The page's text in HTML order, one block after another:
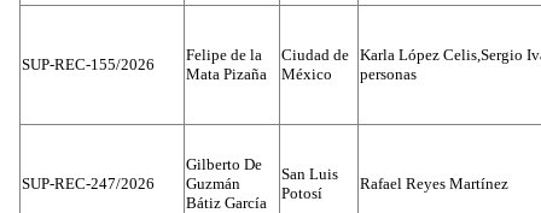
SUP-REC-155/2026
Felipe de la
Mata Pizaña
Ciudad de
México
Karla López Celis,Sergio
personas
SUP-REC-247/2026
Gilberto De
Guzmán
Bátiz García
San Luis
Potosí
Rafael Reyes Martínez